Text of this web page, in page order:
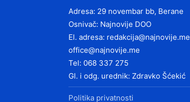
Adresa: 29 novembar bb, Berane
Osnivač: Najnovije DOO
El. adresa: redakcija@najnovije.me
office@najnovije.me
Tel: 068 337 275
Gl. i odg. urednik: Zdravko Šćekić
Politika privatnosti